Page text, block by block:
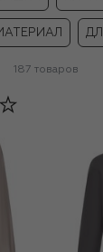
187 товаров